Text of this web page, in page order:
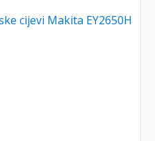
cijevi Makita EY2650H